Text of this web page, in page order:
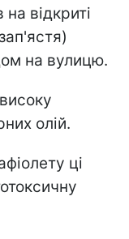
відкриті
на вулицю.
олій.
ці